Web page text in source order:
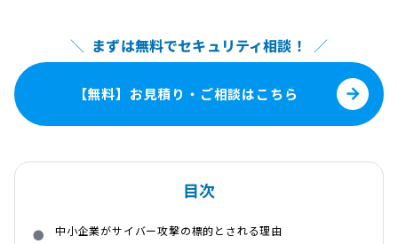
＼ まずは無料でセキュリティ相談！ ／
【無料】お見積り・ご相談はこちら
目次
中小企業がサイバー攻撃の標的とされる理由